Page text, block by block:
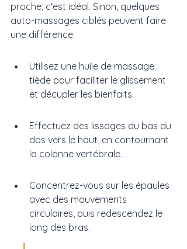
proche, c'est idéal. Sinon, quelques
auto-massages ciblés peuvent faire
une différence.
Utilisez une huile de massage
tiède pour faciliter le glissement
et décupler les bienfaits.
Effectuez des lissages du bas du
dos vers le haut, en contournant
la colonne vertébrale.
Concentrez-vous sur les épaules
avec des mouvements
circulaires, puis redescendez le
long des bras.